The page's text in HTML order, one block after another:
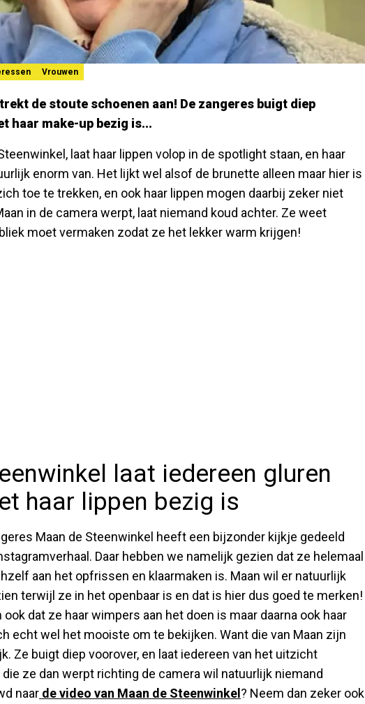
Vrouwen
trekt de stoute schoenen aan! De zangeres buigt diep
haar make-up bezig is...
laat haar lippen volop in de spotlight staan, en haar
enorm van. Het lijkt wel alsof de brunette alleen maar hier is
toe te trekken, en ook haar lippen mogen daarbij zeker niet
in de camera werpt, laat niemand koud achter. Ze weet
moet vermaken zodat ze het lekker warm krijgen!
laat iedereen gluren
haar lippen bezig is
Maan de Steenwinkel heeft een bijzonder kijkje gedeeld
Daar hebben we namelijk gezien dat ze helemaal
aan het opfrissen en klaarmaken is. Maan wil er natuurlijk
terwijl ze in het openbaar is en dat is hier dus goed te merken!
dat ze haar wimpers aan het doen is maar daarna ook haar
echt wel het mooiste om te bekijken. Want die van Maan zijn
Ze buigt diep voorover, en laat iedereen van het uitzicht
ze dan werpt richting de camera wil natuurlijk niemand
naar de video van Maan de Steenwinkel? Neem dan zeker ook